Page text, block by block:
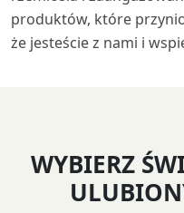
produktów, które
że jesteście z nami i
WYBIERZ